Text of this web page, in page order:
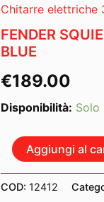
Chitarre elettriche
FENDER
BLUE
€189.00
Disponibilità: Solo
FENDER
SQUIE
MINI
STRATOCASTER
Aggiungi al
COD: 12412